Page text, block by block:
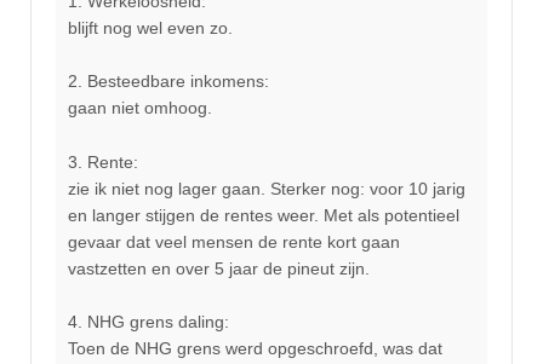
blijft nog wel even zo.
2. Besteedbare inkomens:
gaan niet omhoog.
3. Rente:
zie ik niet nog lager gaan. Sterker nog: voor 10 jarig
en langer stijgen de rentes weer. Met als potentieel
gevaar dat veel mensen de rente kort gaan
vastzetten en over 5 jaar de pineut zijn.
4. NHG grens daling:
Toen de NHG grens werd opgeschroefd, was dat